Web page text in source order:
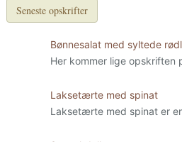
Seneste opskrifter
Bønnesalat med syltede
Her kommer lige opskriften
Laksetærte med spinat
Laksetærte med spinat er